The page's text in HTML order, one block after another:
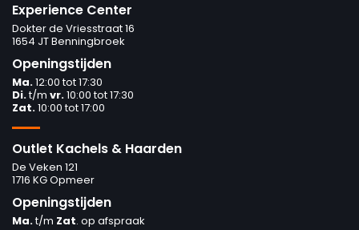
Experience Center
Dokter de Vriesstraat 16
1654 JT Benningbroek
Openingstijden
Ma.12:00 tot 17:30
Di.t/m vr.10:00 tot 17:30
Zat.10:00 tot 17:00
Outlet Kachels & Haarden
De Veken 121
1716 KG Opmeer
Openingstijden
Ma.t/m Zat. op afspraak